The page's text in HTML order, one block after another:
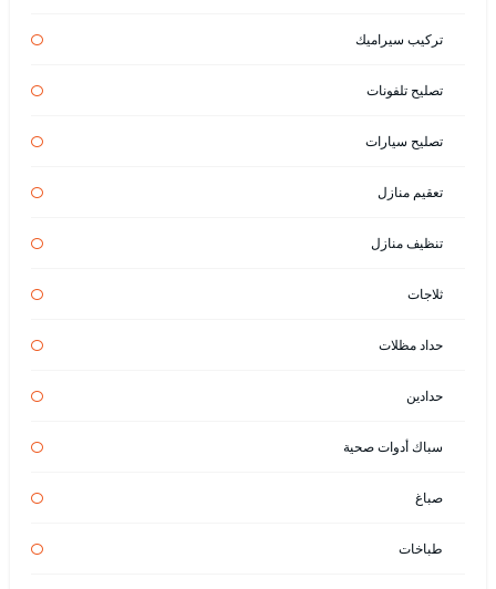
تركيب سيراميك
تصليح تلفونات
تصليح سيارات
تعقيم منازل
تنظيف منازل
ثلاجات
حداد مظلات
حدادين
سباك أدوات صحية
صباغ
طباخات